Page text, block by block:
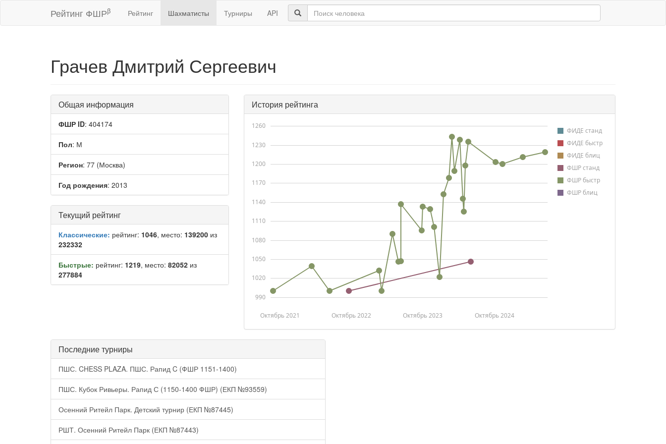
Рейтинг ФШРβ Рейтинг Шахматисты Турниры API
Грачев Дмитрий Сергеевич
Общая информация
ФШР ID: 404174
Пол: М
Регион: 77 (Москва)
Год рождения: 2013
Текущий рейтинг
Классические: рейтинг: 1046, место: 139200 из
232332
Быстрые: рейтинг: 1219, место: 82052 из
277884
История рейтинга
ФИДЕ станд
ФИДЕ быстр
ФИДЕ блиц
ФШР станд
ФШР быстр
ФШР блиц
Октябрь 2021 Октябрь 2022 Октябрь 2023 Октябрь 2024
990
1020
1050
1080
1110
1140
1170
1200
1230
1260
Последние турниры
ПШС. CHESS PLAZA. ПШС. Рапид C (ФШР 1151-1400)
ПШС. Кубок Ривьеры. Рапид С (1150-1400 ФШР) (ЕКП №93559)
Осенний Ритейл Парк. Детский турнир (ЕКП №87445)
РШТ. Осенний Ритейл Парк (ЕКП №87443)